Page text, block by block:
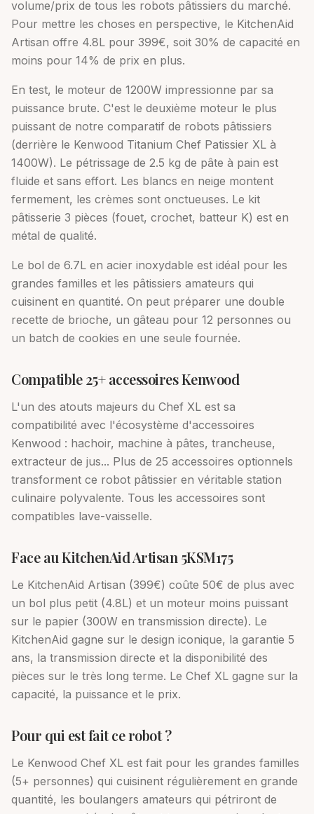
volume/prix de tous les robots pâtissiers du marché.
Pour mettre les choses en perspective, le KitchenAid
Artisan offre 4.8L pour 399€, soit 30% de capacité en
moins pour 14% de prix en plus.
En test, le moteur de 1200W impressionne par sa
puissance brute. C'est le deuxième moteur le plus
puissant de notre comparatif de robots pâtissiers
(derrière le Kenwood Titanium Chef Patissier XL à
1400W). Le pétrissage de 2.5 kg de pâte à pain est
fluide et sans effort. Les blancs en neige montent
fermement, les crèmes sont onctueuses. Le kit
pâtisserie 3 pièces (fouet, crochet, batteur K) est en
métal de qualité.
Le bol de 6.7L en acier inoxydable est idéal pour les
grandes familles et les pâtissiers amateurs qui
cuisinent en quantité. On peut préparer une double
recette de brioche, un gâteau pour 12 personnes ou
un batch de cookies en une seule fournée.
Compatible 25+ accessoires Kenwood
L'un des atouts majeurs du Chef XL est sa
compatibilité avec l'écosystème d'accessoires
Kenwood : hachoir, machine à pâtes, trancheuse,
extracteur de jus... Plus de 25 accessoires optionnels
transforment ce robot pâtissier en véritable station
culinaire polyvalente. Tous les accessoires sont
compatibles lave-vaisselle.
Face au KitchenAid Artisan 5KSM175
Le KitchenAid Artisan (399€) coûte 50€ de plus avec
un bol plus petit (4.8L) et un moteur moins puissant
sur le papier (300W en transmission directe). Le
KitchenAid gagne sur le design iconique, la garantie 5
ans, la transmission directe et la disponibilité des
pièces sur le très long terme. Le Chef XL gagne sur la
capacité, la puissance et le prix.
Pour qui est fait ce robot ?
Le Kenwood Chef XL est fait pour les grandes familles
(5+ personnes) qui cuisinent régulièrement en grande
quantité, les boulangers amateurs qui pétriront de